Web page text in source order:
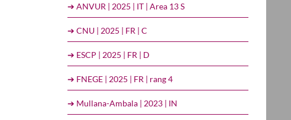
➔ ANVUR | 2025 | IT | Area 13 S
➔ CNU | 2025 | FR | C
➔ ESCP | 2025 | FR | D
➔ FNEGE | 2025 | FR | rang 4
➔ Mullana-Ambala | 2023 | IN